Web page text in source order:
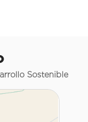
Sostenible